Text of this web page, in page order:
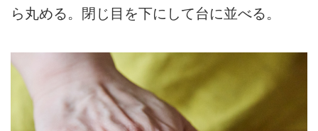
ら丸める。閉じ目を下にして台に並べる。